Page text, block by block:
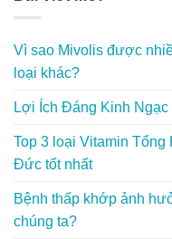
Vì sao Mivolis được
loại khác?
Lợi Ích Đáng Kinh
Top 3 loại Vitamin
Đức tốt nhất
Bệnh thấp khớp ảnh
chúng ta?